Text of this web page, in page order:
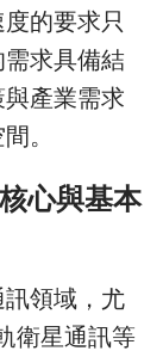
的要求只
求具備結
產業需求
。
心與基本
領域，尤
衛星通訊等